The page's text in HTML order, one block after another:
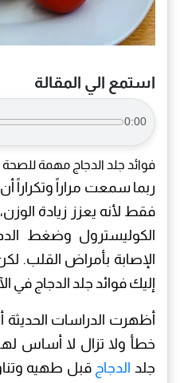
استمع الي المقالة
0:00
فوائد جلد الدجاج مهمة للصحة
ربما سمعت مراراً وتكراراً
فقط لأنه يعزز زيادة
الكوليسترول وضغط
الإصابة بأمراض القلب.
إليك فوائد جلد الدجاج في
أظهرت الدراسات الحديثة
خطأ ولا تزال لا أساس
جلد الدجاج قبل طهيه